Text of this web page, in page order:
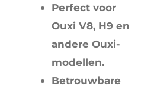
Perfect voor
Ouxi V8, H9 en
andere Ouxi-
modellen.
Betrouwbare